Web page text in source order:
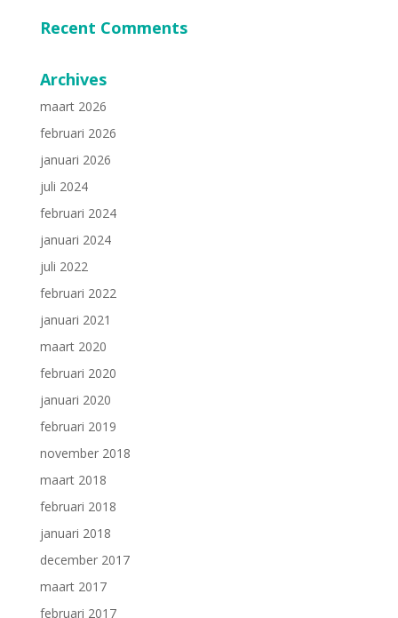
Recent Comments
Archives
maart 2026
februari 2026
januari 2026
juli 2024
februari 2024
januari 2024
juli 2022
februari 2022
januari 2021
maart 2020
februari 2020
januari 2020
februari 2019
november 2018
maart 2018
februari 2018
januari 2018
december 2017
maart 2017
februari 2017